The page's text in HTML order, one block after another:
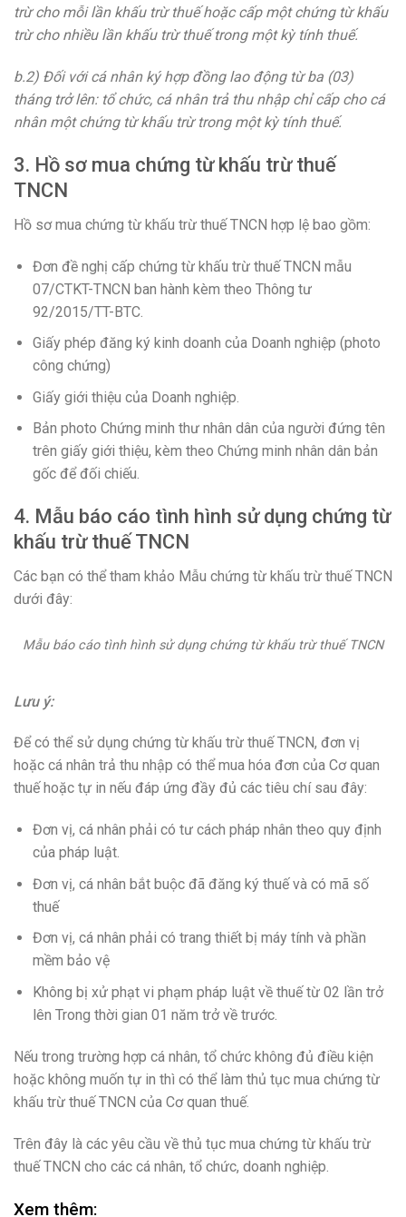
trừ cho mỗi lần khấu trừ thuế hoặc cấp một chứng từ khấu
trừ cho nhiều lần khấu trừ thuế trong một kỳ tính thuế.
b.2) Đối với cá nhân ký hợp đồng lao động từ ba (03)
tháng trở lên: tổ chức, cá nhân trả thu nhập chỉ cấp cho cá
nhân một chứng từ khấu trừ trong một kỳ tính thuế.
3. Hồ sơ mua chứng từ khấu trừ thuế
TNCN
Hồ sơ mua chứng từ khấu trừ thuế TNCN hợp lệ bao gồm:
Đơn đề nghị cấp chứng từ khấu trừ thuế TNCN mẫu
07/CTKT-TNCN ban hành kèm theo Thông tư
92/2015/TT-BTC.
Giấy phép đăng ký kinh doanh của Doanh nghiệp (photo
công chứng)
Giấy giới thiệu của Doanh nghiệp.
Bản photo Chứng minh thư nhân dân của người đứng tên
trên giấy giới thiệu, kèm theo Chứng minh nhân dân bản
gốc để đối chiếu.
4. Mẫu báo cáo tình hình sử dụng chứng từ
khấu trừ thuế TNCN
Các bạn có thể tham khảo Mẫu chứng từ khấu trừ thuế TNCN
dưới đây:
Mẫu báo cáo tình hình sử dụng chứng từ khấu trừ thuế TNCN
Lưu ý:
Để có thể sử dụng chứng từ khấu trừ thuế TNCN, đơn vị
hoặc cá nhân trả thu nhập có thể mua hóa đơn của Cơ quan
thuế hoặc tự in nếu đáp ứng đầy đủ các tiêu chí sau đây:
Đơn vị, cá nhân phải có tư cách pháp nhân theo quy định
của pháp luật.
Đơn vị, cá nhân bắt buộc đã đăng ký thuế và có mã số
thuế
Đơn vị, cá nhân phải có trang thiết bị máy tính và phần
mềm bảo vệ
Không bị xử phạt vi phạm pháp luật về thuế từ 02 lần trở
lên Trong thời gian 01 năm trở về trước.
Nếu trong trường hợp cá nhân, tổ chức không đủ điều kiện
hoặc không muốn tự in thì có thể làm thủ tục mua chứng từ
khấu trừ thuế TNCN của Cơ quan thuế.
Trên đây là các yêu cầu về thủ tục mua chứng từ khấu trừ
thuế TNCN cho các cá nhân, tổ chức, doanh nghiệp.
Xem thêm: